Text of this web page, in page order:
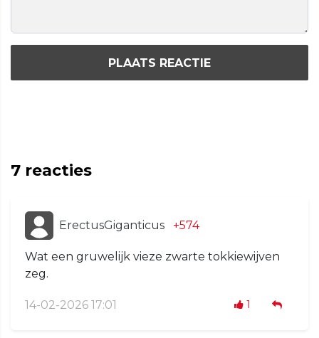
PLAATS REACTIE
7 reacties
ErectusGiganticus +574
Wat een gruwelijk vieze zwarte tokkiewijven
zeg.
14-02-2026 17:01 1